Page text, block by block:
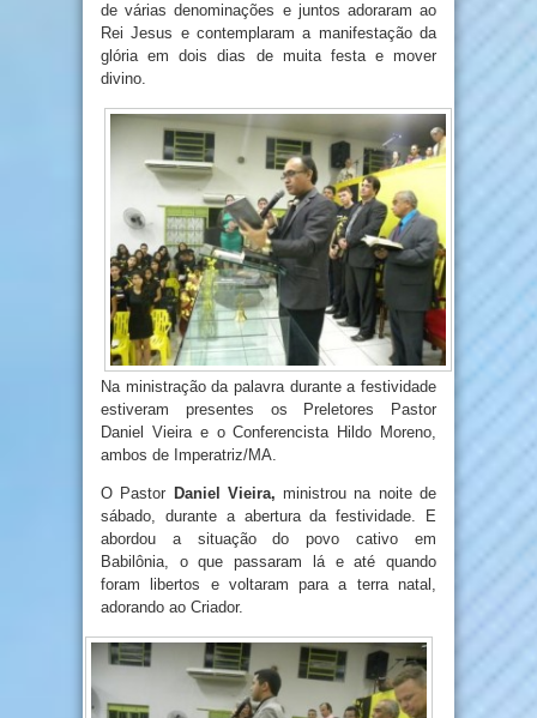
de várias denominações e juntos adoraram ao
Rei Jesus e contemplaram a manifestação da
glória em dois dias de muita festa e mover
divino.
Na ministração da palavra durante a festividade
estiveram presentes os Preletores Pastor
Daniel Vieira e o Conferencista Hildo Moreno,
ambos de Imperatriz/MA.
O Pastor Daniel Vieira, ministrou na noite de
sábado, durante a abertura da festividade. E
abordou a situação do povo cativo em
Babilônia, o que passaram lá e até quando
foram libertos e voltaram para a terra natal,
adorando ao Criador.